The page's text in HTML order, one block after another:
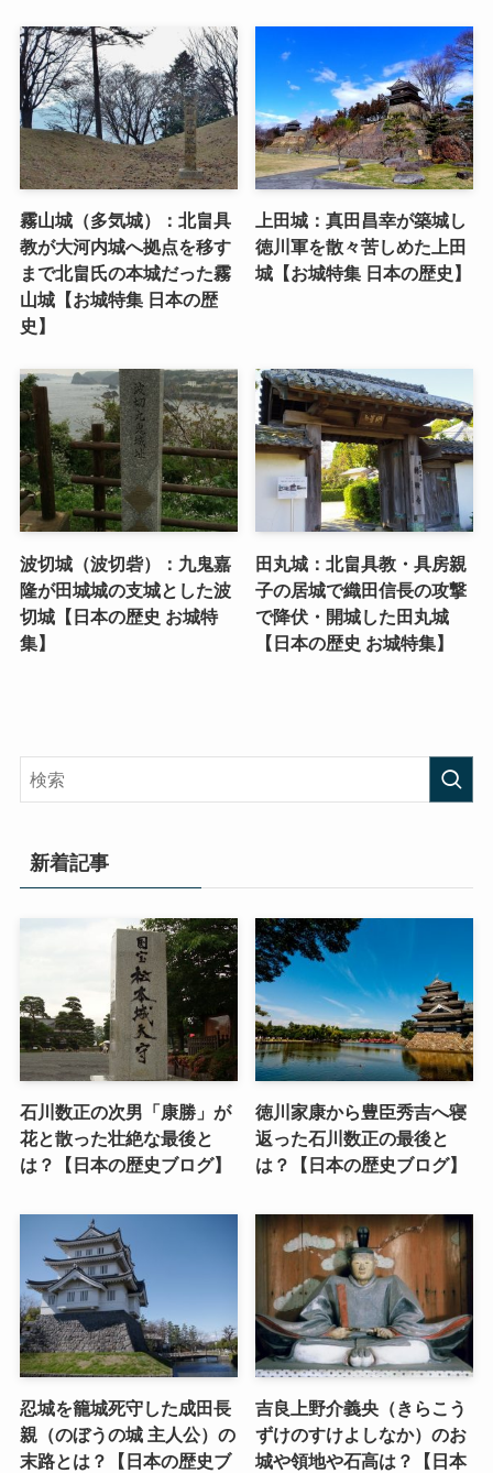
霧山城（多気城）：北畠具
教が大河内城へ拠点を移す
まで北畠氏の本城だった霧
山城【お城特集 日本の歴
史】
上田城：真田昌幸が築城し
徳川軍を散々苦しめた上田
城【お城特集 日本の歴史】
波切城（波切砦）：九鬼嘉
隆が田城城の支城とした波
切城【日本の歴史 お城特
集】
田丸城：北畠具教・具房親
子の居城で織田信長の攻撃
で降伏・開城した田丸城
【日本の歴史 お城特集】
新着記事
石川数正の次男「康勝」が
花と散った壮絶な最後と
は？【日本の歴史ブログ】
徳川家康から豊臣秀吉へ寝
返った石川数正の最後と
は？【日本の歴史ブログ】
忍城を籠城死守した成田長
親（のぼうの城 主人公）の
末路とは？【日本の歴史ブ
吉良上野介義央（きらこう
ずけのすけよしなか）のお
城や領地や石高は？【日本